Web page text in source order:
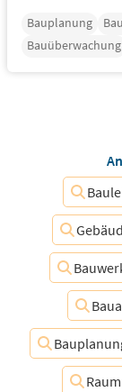
Bauplanung
Bauüberwachung